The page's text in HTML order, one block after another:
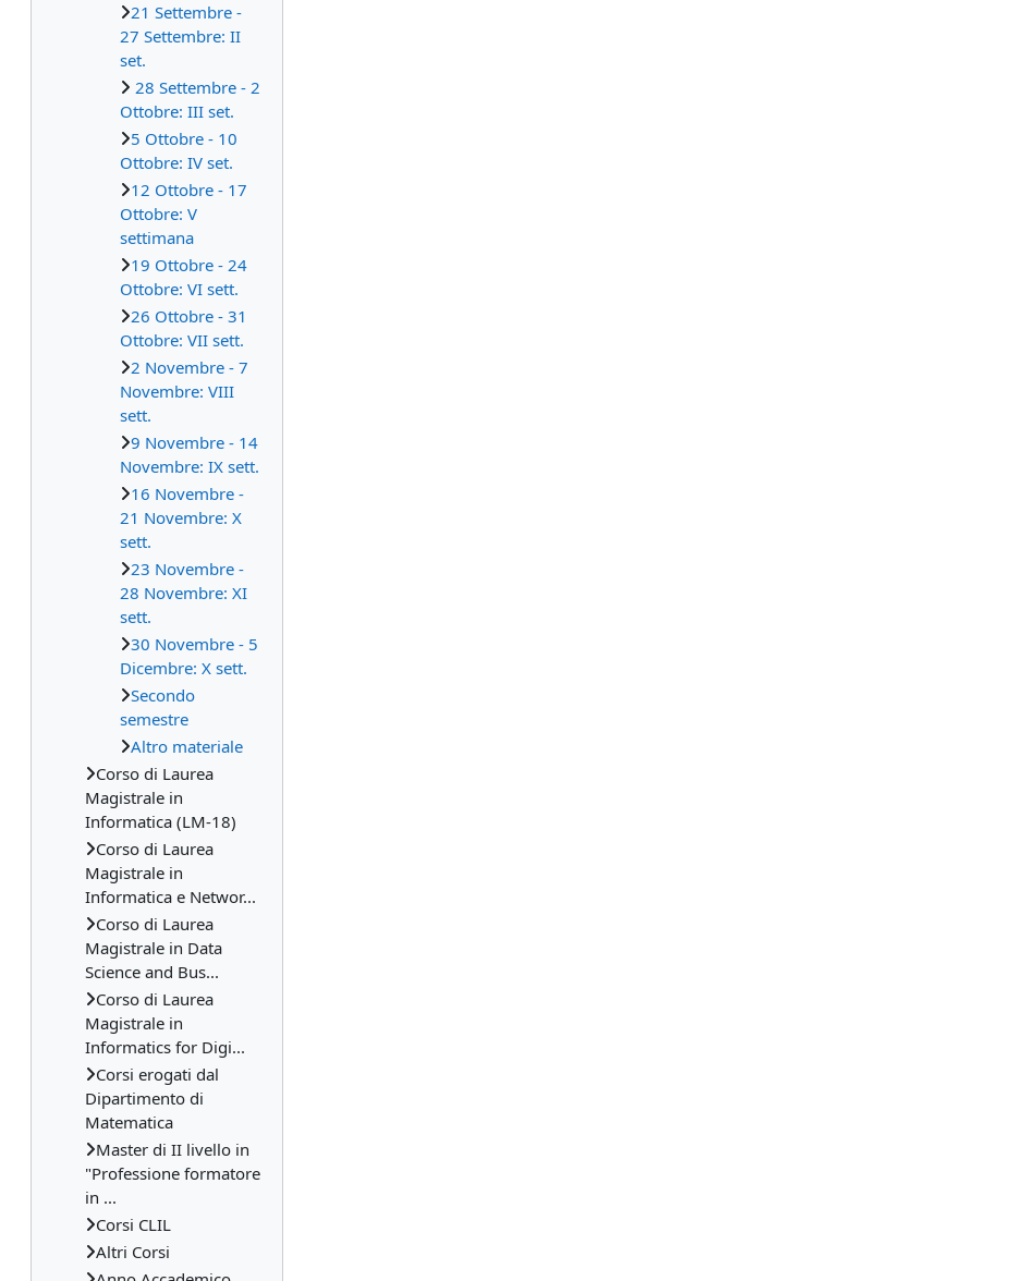
21 Settembre -
27 Settembre: II
set.
28 Settembre - 2
Ottobre: III set.
5 Ottobre - 10
Ottobre: IV set.
12 Ottobre - 17
Ottobre: V
settimana
19 Ottobre - 24
Ottobre: VI sett.
26 Ottobre - 31
Ottobre: VII sett.
2 Novembre - 7
Novembre: VIII
sett.
9 Novembre - 14
Novembre: IX sett.
16 Novembre -
21 Novembre: X
sett.
23 Novembre -
28 Novembre: XI
sett.
30 Novembre - 5
Dicembre: X sett.
Secondo
semestre
Altro materiale
Corso di Laurea
Magistrale in
Informatica (LM-18)
Corso di Laurea
Magistrale in
Informatica e Networ...
Corso di Laurea
Magistrale in Data
Science and Bus...
Corso di Laurea
Magistrale in
Informatics for Digi...
Corsi erogati dal
Dipartimento di
Matematica
Master di II livello in
"Professione formatore
in ...
Corsi CLIL
Altri Corsi